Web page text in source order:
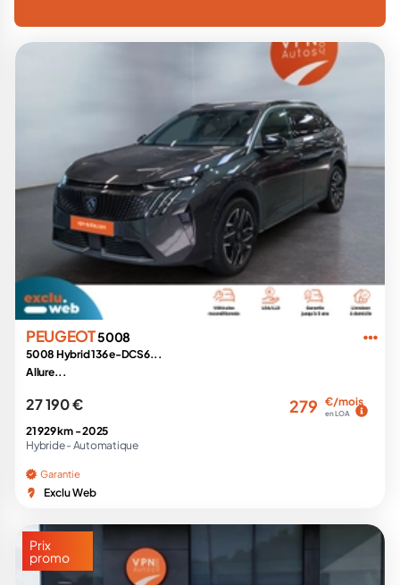
PEUGEOT5008
5008 Hybrid 136 e-DCS6...
Allure...
27 190 € 279 €/mois
en LOA
21 929 km -2025
Hybride - Automatique
Garantie
Exclu Web
Prix
promo